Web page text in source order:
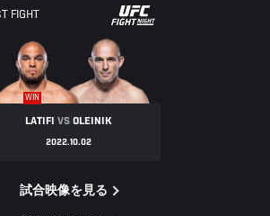
FIGHT
UFC
FIGHT
NIGHT
WIN
LATIFIVS OLEINIK
2022.10.02
試合映像を見る